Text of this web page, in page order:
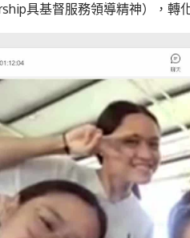
具基督服務領導精神），轉